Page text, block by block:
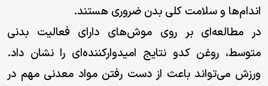
مزیت
های ما
برنامه های
تشویقی
ما
اندام‌ها و سلامت کلی بدن ضروری هستند.
در مطالعه‌ای بر روی موش‌های دارای فعالیت بدنی
متوسط، روغن کدو نتایج امیدوارکننده‌ای را نشان داد.
ورزش می‌تواند باعث از دست رفتن مواد معدنی مهم در